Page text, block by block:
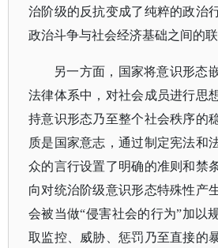
治阶级的反抗变成了纯粹的政治
政治斗争与社会经济基础之间的联
另一方面，国家将意识形态
法律体系中，对社会成员进行思
持意识形态乃至整个社会秩序的
质是国家意志，通过制定宪法和
众的言行设置了明确的准则和禁
向对统治阶级意识形态特殊性产
会被当做“侵害社会的行为”加以
取监控、威胁、惩罚乃至直接的